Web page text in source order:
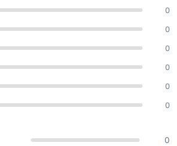
0
0
0
0
0
0
0